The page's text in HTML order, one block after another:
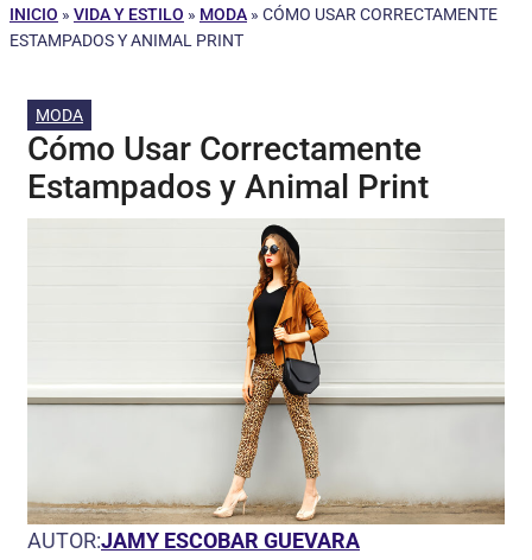
INICIO » VIDA Y ESTILO » MODA » CÓMO USAR CORRECTAMENTE
ESTAMPADOS Y ANIMAL PRINT
MODA
Cómo Usar Correctamente
Estampados y Animal Print
AUTOR:JAMY ESCOBAR GUEVARA